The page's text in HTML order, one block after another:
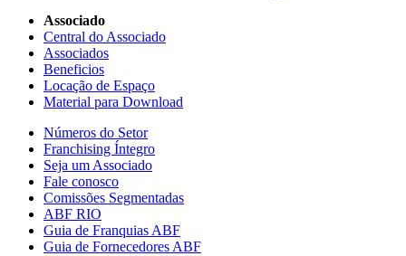
Associado
Central do Associado
Associados
Beneficios
Locação de Espaço
Material para Download
Números do Setor
Franchising Íntegro
Seja um Associado
Fale conosco
Comissões Segmentadas
ABF RIO
Guia de Franquias ABF
Guia de Fornecedores ABF